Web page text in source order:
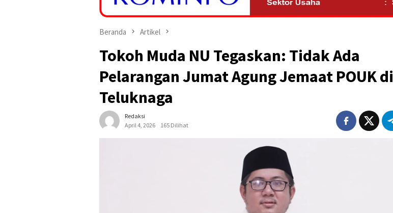
Beranda Artikel
Tokoh Muda NU Tegaskan: Tidak Ada
Pelarangan Jumat Agung Jemaat POUK di
Teluknaga
Redaksi
April 4, 2026
165 Dilihat